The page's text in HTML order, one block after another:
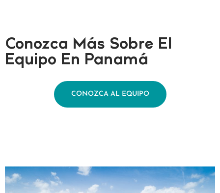
Conozca Más Sobre El
Equipo En Panamá
CONOZCA AL EQUIPO